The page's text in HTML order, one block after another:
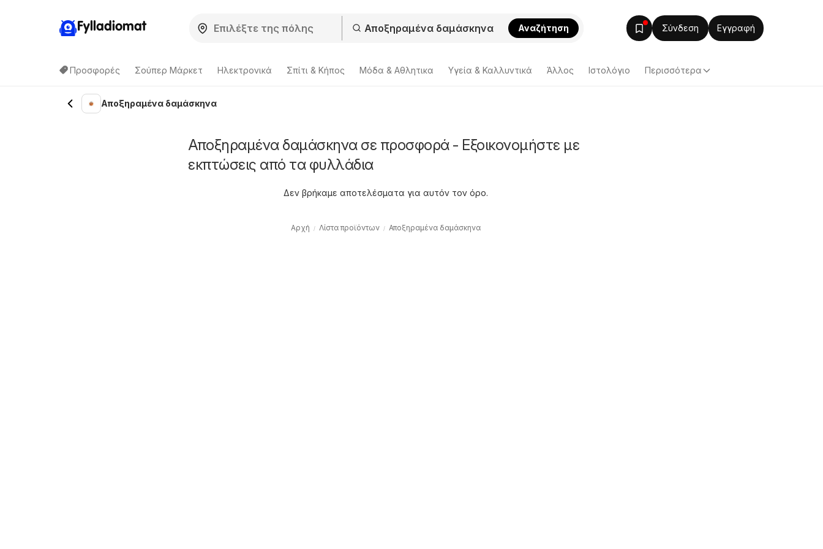
Fylladiomat Αναζήτηση Σύνδεση Εγγραφή
Προσφορές Σούπερ Μάρκετ Hλεκτρονικά Σπίτι & Κήπος Μόδα & Aθλητικα Υγεία & Καλλυντικά Άλλος Ιστολόγιο Περισσότερα
Αποξηραμένα δαμάσκηνα
Αποξηραμένα δαμάσκηνα σε προσφορά - Εξοικονομήστε με
εκπτώσεις από τα φυλλάδια
Δεν βρήκαμε αποτελέσματα για αυτόν τον όρο.
Αρχή Λίστα προϊόντων Αποξηραμένα δαμάσκηνα